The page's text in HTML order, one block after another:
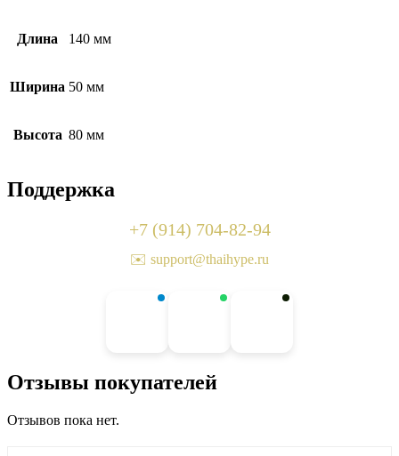
Длина 140 мм
Ширина 50 мм
Высота 80 мм
Поддержка
+7 (914) 704-82-94
✉️ support@thaihype.ru
Отзывы покупателей
Отзывов пока нет.